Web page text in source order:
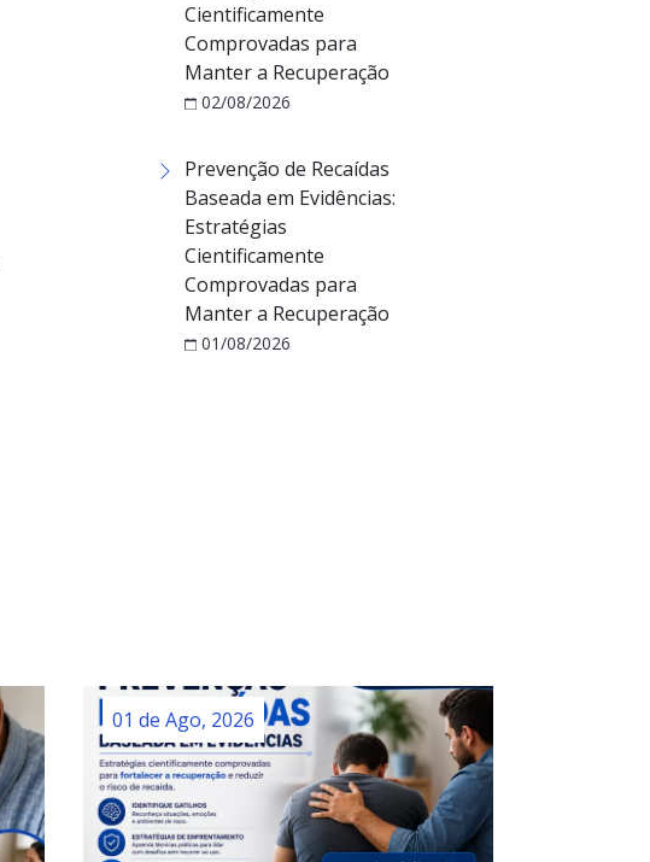
Cientificamente
Comprovadas para
Manter a Recuperação
02/08/2026
Prevenção de Recaídas
Baseada em Evidências:
Estratégias
Cientificamente
Comprovadas para
Manter a Recuperação
01/08/2026
01 de Ago, 2026